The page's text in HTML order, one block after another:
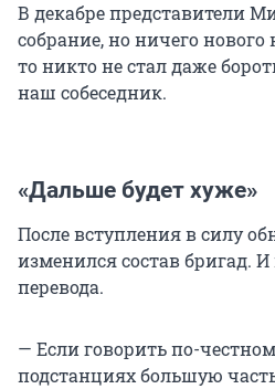
В декабре представители
собрание, но ничего нового
то никто не стал даже
наш собеседник.
«Дальше будет хуже»
После вступления в силу
изменился состав бригад.
перевода.
— Если говорить по-
подстанциях большую